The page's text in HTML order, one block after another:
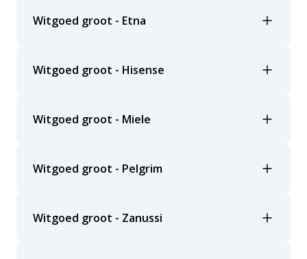
Witgoed groot - Etna
Witgoed groot - Hisense
Witgoed groot - Miele
Witgoed groot - Pelgrim
Witgoed groot - Zanussi